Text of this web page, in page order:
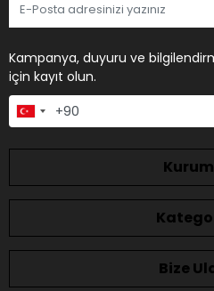
Kampanya, duyuru ve
için kayıt olun.
Bize